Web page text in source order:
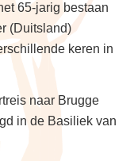
65-jarig bestaan
(Duitsland)
keren in
naar Brugge
in de Basiliek van